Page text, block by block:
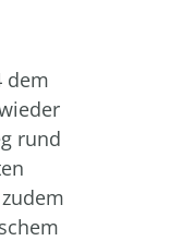
dem
rund